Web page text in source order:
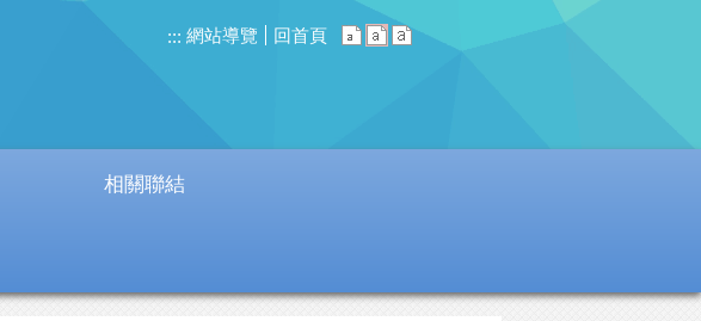
::: 網站導覽 回首頁
相關聯結